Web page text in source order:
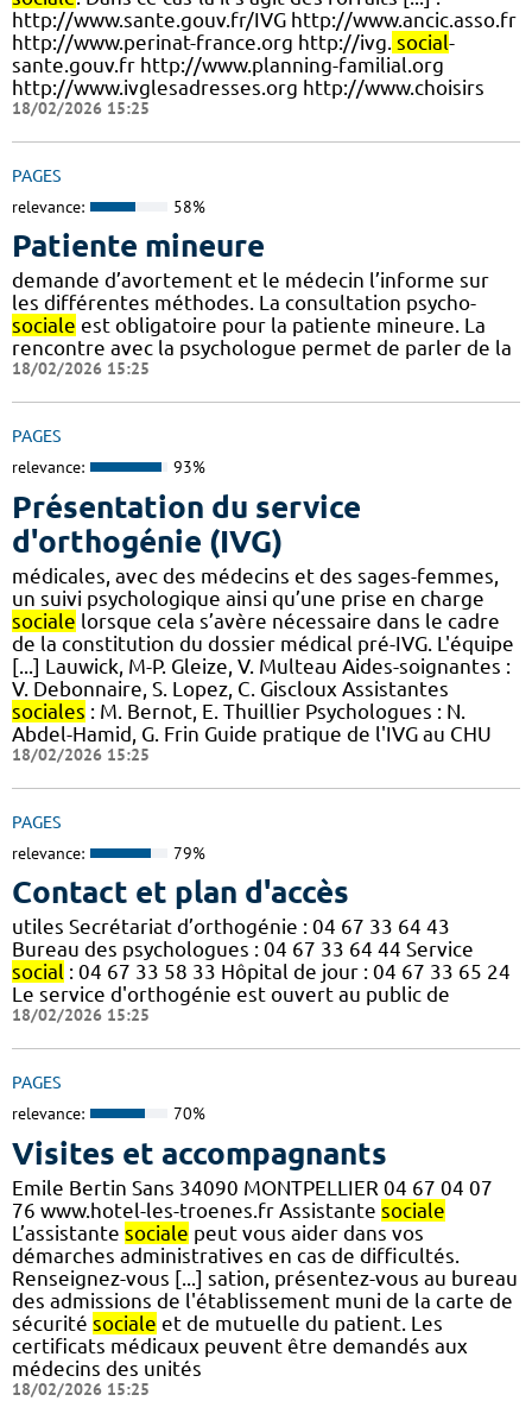
http://www.sante.gouv.fr/IVG http://www.ancic.asso.fr
http://www.perinat-france.org http://ivg. social-
sante.gouv.fr http://www.planning-familial.org
http://www.ivglesadresses.org http://www.choisirs
18/02/2026 15:25
PAGES
relevance: 58%
Patiente mineure
demande d’avortement et le médecin l’informe sur
les différentes méthodes. La consultation psycho-
sociale est obligatoire pour la patiente mineure. La
rencontre avec la psychologue permet de parler de la
18/02/2026 15:25
PAGES
relevance: 93%
Présentation du service
d'orthogénie (IVG)
médicales, avec des médecins et des sages-femmes,
un suivi psychologique ainsi qu’une prise en charge
sociale lorsque cela s’avère nécessaire dans le cadre
de la constitution du dossier médical pré-IVG. L'équipe
[...] Lauwick, M-P. Gleize, V. Multeau Aides-soignantes :
V. Debonnaire, S. Lopez, C. Giscloux Assistantes
sociales : M. Bernot, E. Thuillier Psychologues : N.
Abdel-Hamid, G. Frin Guide pratique de l'IVG au CHU
18/02/2026 15:25
PAGES
relevance: 79%
Contact et plan d'accès
utiles Secrétariat d’orthogénie : 04 67 33 64 43
Bureau des psychologues : 04 67 33 64 44 Service
social : 04 67 33 58 33 Hôpital de jour : 04 67 33 65 24
Le service d'orthogénie est ouvert au public de
18/02/2026 15:25
PAGES
relevance: 70%
Visites et accompagnants
Emile Bertin Sans 34090 MONTPELLIER 04 67 04 07
76 www.hotel-les-troenes.fr Assistante sociale
L’assistante sociale peut vous aider dans vos
démarches administratives en cas de difficultés.
Renseignez-vous [...] sation, présentez-vous au bureau
des admissions de l'établissement muni de la carte de
sécurité sociale et de mutuelle du patient. Les
certificats médicaux peuvent être demandés aux
médecins des unités
18/02/2026 15:25